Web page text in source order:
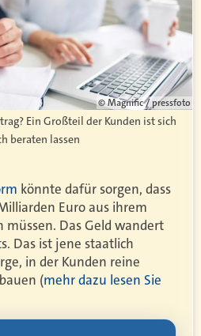
© Magnific / pressfoto
Ein Großteil der Kunden ist sich
beraten lassen
könnte dafür sorgen, dass
Euro aus ihrem
müssen. Das Geld wandert
Das ist jene staatlich
in der Kunden reine
(mehr dazu lesen Sie